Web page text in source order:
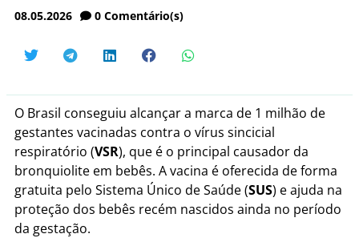
08.05.2026 0 Comentário(s)
O Brasil conseguiu alcançar a marca de 1 milhão de
gestantes vacinadas contra o vírus sincicial
respiratório (VSR), que é o principal causador da
bronquiolite em bebês. A vacina é oferecida de forma
gratuita pelo Sistema Único de Saúde (SUS) e ajuda na
proteção dos bebês recém nascidos ainda no período
da gestação.